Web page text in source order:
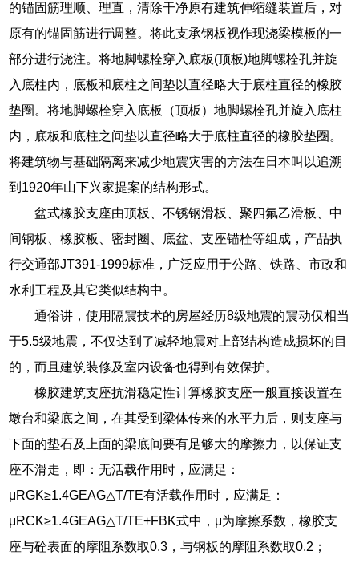
的锚固筋理顺、理直，清除干净原有建筑伸缩缝装置后，对
原有的锚固筋进行调整。将此支承钢板视作现浇梁模板的一
部分进行浇注。将地脚螺栓穿入底板(顶板)地脚螺栓孔并旋
入底柱内，底板和底柱之间垫以直径略大于底柱直径的橡胶
垫圈。将地脚螺栓穿入底板（顶板）地脚螺栓孔并旋入底柱
内，底板和底柱之间垫以直径略大于底柱直径的橡胶垫圈。
将建筑物与基础隔离来减少地震灾害的方法在日本叫以追溯
到1920年山下兴家提案的结构形式。
盆式橡胶支座由顶板、不锈钢滑板、聚四氟乙滑板、中
间钢板、橡胶板、密封圈、底盆、支座锚栓等组成，产品执
行交通部JT391-1999标准，广泛应用于公路、铁路、市政和
水利工程及其它类似结构中。
通俗讲，使用隔震技术的房屋经历8级地震的震动仅相当
于5.5级地震，不仅达到了减轻地震对上部结构造成损坏的目
的，而且建筑装修及室内设备也得到有效保护。
橡胶建筑支座抗滑稳定性计算橡胶支座一般直接设置在
墩台和梁底之间，在其受到梁体传来的水平力后，则支座与
下面的垫石及上面的梁底间要有足够大的摩擦力，以保证支
座不滑走，即：无活载作用时，应满足：
μRGK≥1.4GEAG△T/TE有活载作用时，应满足：
μRCK≥1.4GEAG△T/TE+FBK式中，μ为摩擦系数，橡胶支
座与砼表面的摩阻系数取0.3，与钢板的摩阻系数取0.2；